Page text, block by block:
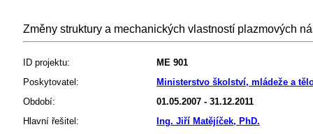
Změny struktury a mechanických vlastností plazmových
ID projektu:
ME 901
Poskytovatel:
Ministerstvo školství, mládeže a
Období:
01.05.2007 - 31.12.2011
Hlavní řešitel:
Ing. Jiří Matějíček, PhD.